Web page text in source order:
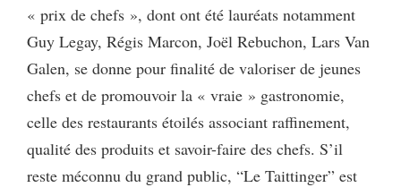
« prix de chefs », dont ont été lauréats notamment
Guy Legay, Régis Marcon, Joël Rebuchon, Lars Van
Galen, se donne pour finalité de valoriser de jeunes
chefs et de promouvoir la « vraie » gastronomie,
celle des restaurants étoilés associant raffinement,
qualité des produits et savoir-faire des chefs. S’il
reste méconnu du grand public, “Le Taittinger” est